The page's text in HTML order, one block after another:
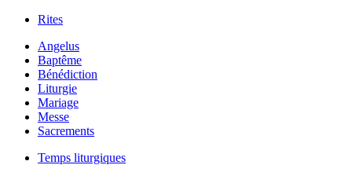
Rites
Angelus
Baptême
Bénédiction
Liturgie
Mariage
Messe
Sacrements
Temps liturgiques